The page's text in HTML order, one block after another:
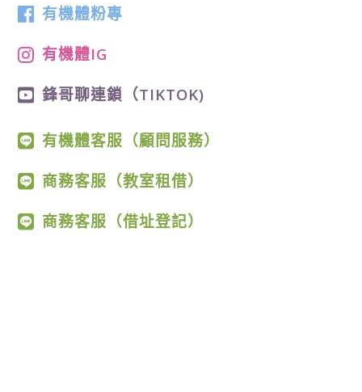
有機體粉專
有機體IG
鋒哥聊連鎖（TIKTOK)
有機體客服（顧問服務）
商務客服（教室租借）
商務客服（借址登記）